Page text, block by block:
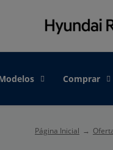
Comprar
Página Inicial